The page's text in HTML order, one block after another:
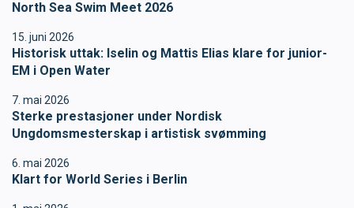
North Sea Swim Meet 2026
15. juni 2026
Historisk uttak: Iselin og Mattis Elias klare for junior-
EM i Open Water
7. mai 2026
Sterke prestasjoner under Nordisk
Ungdomsmesterskap i artistisk svømming
6. mai 2026
Klart for World Series i Berlin